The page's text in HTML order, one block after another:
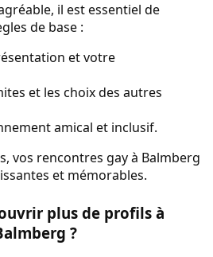
il est essentiel de
de base :
et votre
et les choix des autres
amical et inclusif.
vos rencontres gay à Balmberg
et mémorables.
plus de profils à
?